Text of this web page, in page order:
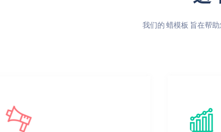
我们的 蜡模板 旨在帮